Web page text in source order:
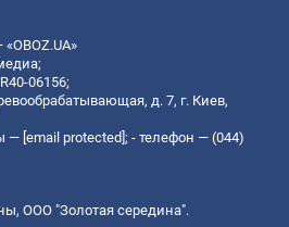
06156;
д. 7, г. Киев,
— [email protected]; - телефон — (044)
ООО "Золотая середина".